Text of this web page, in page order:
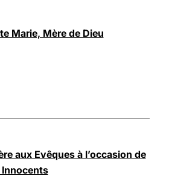
中文
Marie, Mère de Dieu
aux Evêques à l’occasion de
Innocents